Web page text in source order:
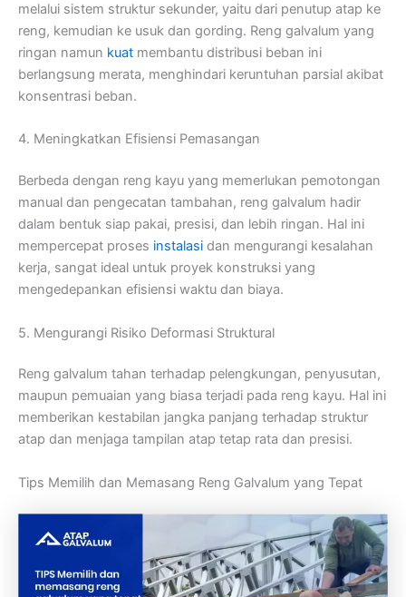
melalui sistem struktur sekunder, yaitu dari penutup atap ke
reng, kemudian ke usuk dan gording. Reng galvalum yang
ringan namun kuat membantu distribusi beban ini
berlangsung merata, menghindari keruntuhan parsial akibat
konsentrasi beban.
4. Meningkatkan Efisiensi Pemasangan
Berbeda dengan reng kayu yang memerlukan pemotongan
manual dan pengecatan tambahan, reng galvalum hadir
dalam bentuk siap pakai, presisi, dan lebih ringan. Hal ini
mempercepat proses instalasi dan mengurangi kesalahan
kerja, sangat ideal untuk proyek konstruksi yang
mengedepankan efisiensi waktu dan biaya.
5. Mengurangi Risiko Deformasi Struktural
Reng galvalum tahan terhadap pelengkungan, penyusutan,
maupun pemuaian yang biasa terjadi pada reng kayu. Hal ini
memberikan kestabilan jangka panjang terhadap struktur
atap dan menjaga tampilan atap tetap rata dan presisi.
Tips Memilih dan Memasang Reng Galvalum yang Tepat